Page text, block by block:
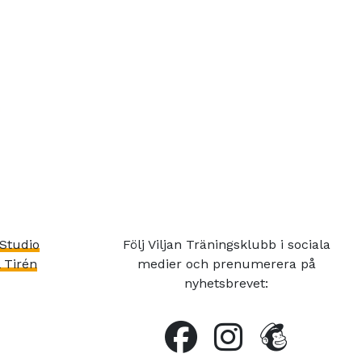
Tirén
Följ Viljan Träningsklubb i sociala
medier och prenumerera på
nyhetsbrevet: